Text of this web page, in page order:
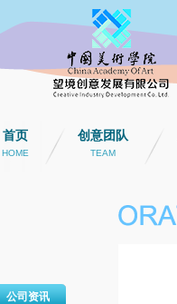
首页
HOME
创意团队
TEAM
公司资讯